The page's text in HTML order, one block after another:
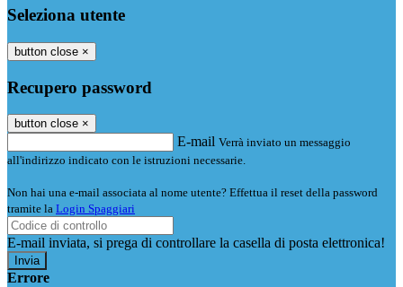
Seleziona utente
button close ×
Recupero password
button close ×
E-mail Verrà inviato un messaggio
all'indirizzo indicato con le istruzioni necessarie.
Non hai una e-mail associata al nome utente? Effettua il reset della password
tramite la Login Spaggiari
E-mail inviata, si prega di controllare la casella di posta elettronica!
Errore